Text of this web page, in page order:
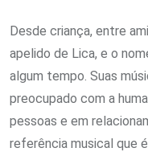
Desde criança, entre
apelido de Lica, e o
algum tempo. Suas
preocupado com a
pessoas e em
referência musical que